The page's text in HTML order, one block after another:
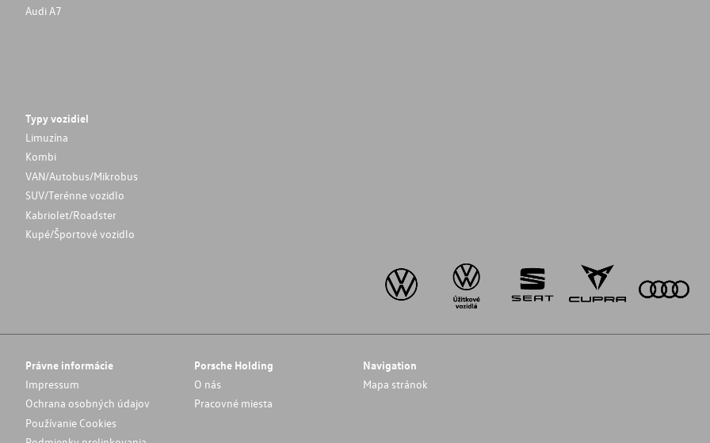
Audi A7
Typy vozidiel
Limuzína
Kombi
VAN/Autobus/Mikrobus
SUV/Terénne vozidlo
Kabriolet/Roadster
Kupé/Športové vozidlo
Právne informácie
Impressum
Ochrana osobných údajov
Používanie Cookies
Porsche Holding
O nás
Pracovné miesta
Navigation
Mapa stránok